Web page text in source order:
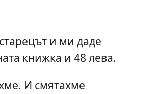
и ми даде
книжка и 48 лева.
И смятахме